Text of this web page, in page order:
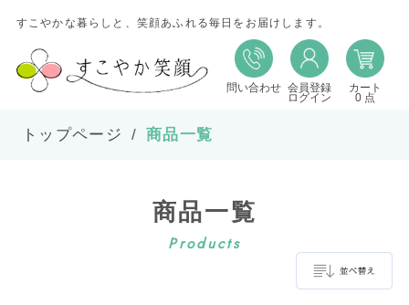
すこやかな暮らしと、笑顔あふれる毎日をお届けします。
問い合わせ 会員登録
ログイン
カート
0 点
トップページ 商品一覧
商品一覧
Products
並び替え